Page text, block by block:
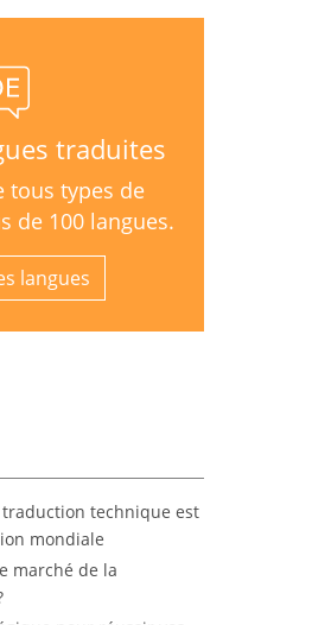
traduites
tous types de
de 100 langues.
langues
technique est
mondiale
marché de la